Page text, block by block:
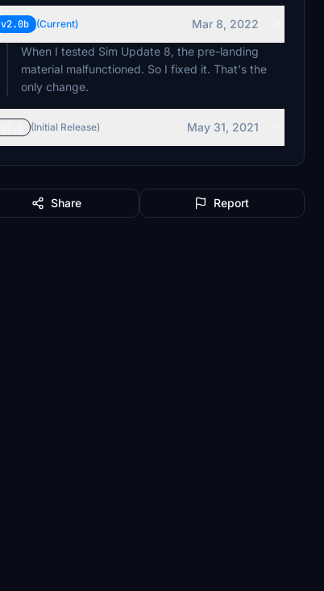
v2.0b (Current)
Mar 8, 2022
When I tested Sim Update 8, the pre-landing
material malfunctioned. So I fixed it. That's the
only change.
(Initial Release) May 31, 2021
Share Report